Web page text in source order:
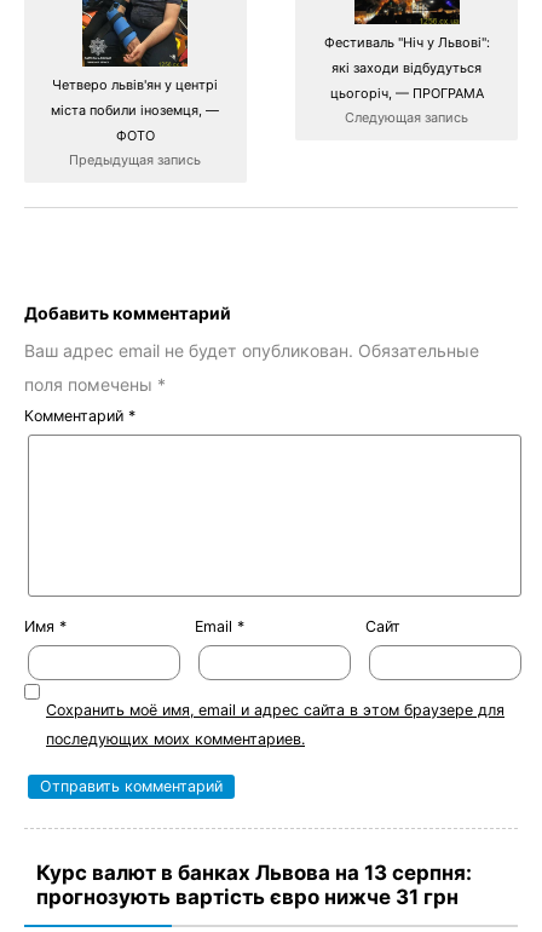
Четверо львів'ян у центрі
міста побили іноземця, —
ФОТО
Предыдущая запись
Фестиваль "Ніч у Львові":
які заходи відбудуться
цьогоріч, — ПРОГРАМА
Следующая запись
Добавить комментарий
Ваш адрес email не будет опубликован. Обязательные
поля помечены *
Комментарий *
Имя * Email * Сайт
Сохранить моё имя, email и адрес сайта в этом браузере для
последующих моих комментариев.
Курс валют в банках Львова на 13 серпня:
прогнозують вартість євро нижче 31 грн